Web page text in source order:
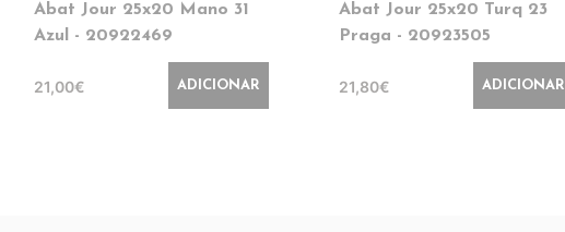
Abat Jour 25x20 Mano 31
Azul - 20922469
21,00€ ADICIONAR
Abat Jour 25x20 Turq 23
Praga - 20923505
21,80€ ADICIONAR